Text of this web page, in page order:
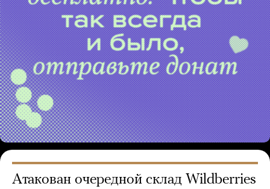
Атакован очередной склад Wildberries